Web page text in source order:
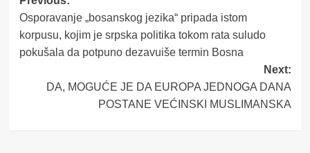
navigation
Osporavanje „bosanskog jezika“ pripada istom
korpusu, kojim je srpska politika tokom rata suludo
pokušala da potpuno dezavuiše termin Bosna
Next:
DA, MOGUĆE JE DA EUROPA JEDNOGA DANA
POSTANE VEĆINSKI MUSLIMANSKA